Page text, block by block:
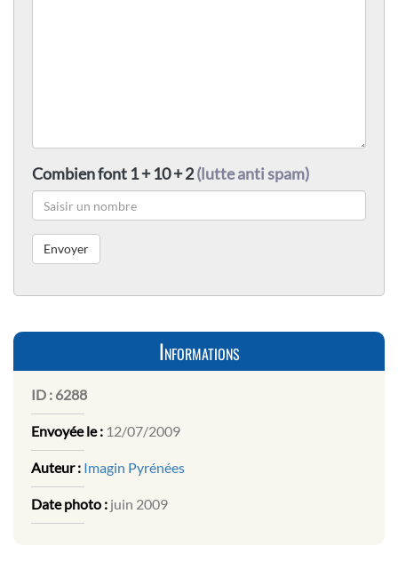
Combien font 1 + 10 + 2(lutte anti spam)
Informations
ID : 6288
Envoyée le : 12/07/2009
Auteur : Imagin Pyrénées
Date photo : juin 2009